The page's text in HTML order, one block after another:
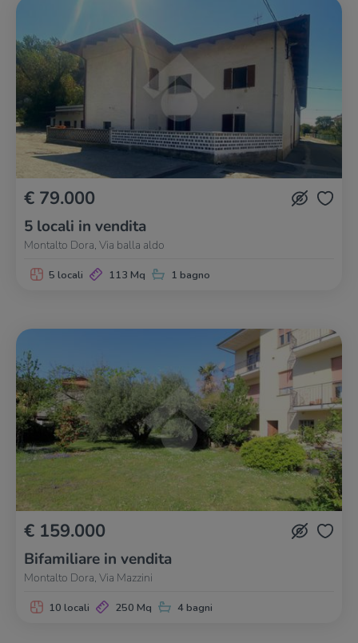
€ 79.000
5 locali in vendita
Montalto Dora, Via balla aldo
5 locali 113 Mq 1 bagno
€ 159.000
Bifamiliare in vendita
Montalto Dora, Via Mazzini
10 locali 250 Mq 4 bagni